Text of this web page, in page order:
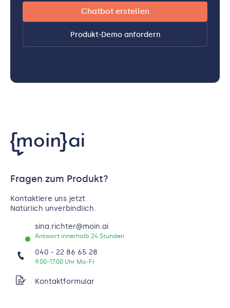
Chatbot erstellen
Produkt-Demo anfordern
Fragen zum Produkt?
Kontaktiere uns jetzt.
Natürlich unverbindlich.
sina.richter@moin.ai
Antwort innerhalb 24 Stunden
040 - 22 86 65 28
9:00-17:00 Uhr Mo-Fr
Kontaktformular